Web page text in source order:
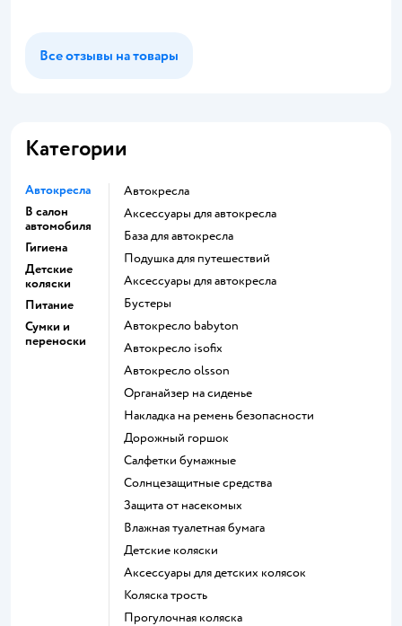
Все отзывы на товары
Категории
Автокресла
В салон
автомобиля
Гигиена
Детские
коляски
Питание
Сумки и
переноски
Автокресла
Аксессуары для автокресла
База для автокресла
Подушка для путешествий
Аксессуары для автокресла
Бустеры
Автокресло babyton
Автокресло isofix
Автокресло olsson
Органайзер на сиденье
Накладка на ремень безопасности
Дорожный горшок
Салфетки бумажные
Солнцезащитные средства
Защита от насекомых
Влажная туалетная бумага
Детские коляски
Аксессуары для детских колясок
Коляска трость
Прогулочная коляска